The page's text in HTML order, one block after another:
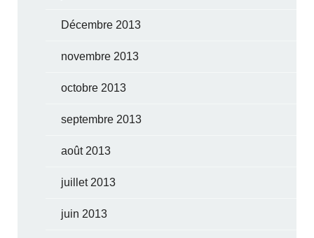
Décembre 2013
novembre 2013
octobre 2013
septembre 2013
août 2013
juillet 2013
juin 2013